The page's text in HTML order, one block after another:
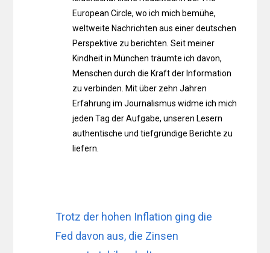
European Circle, wo ich mich bemühe,
weltweite Nachrichten aus einer deutschen
Perspektive zu berichten. Seit meiner
Kindheit in München träumte ich davon,
Menschen durch die Kraft der Information
zu verbinden. Mit über zehn Jahren
Erfahrung im Journalismus widme ich mich
jeden Tag der Aufgabe, unseren Lesern
authentische und tiefgründige Berichte zu
liefern.
Trotz der hohen Inflation ging die
Fed davon aus, die Zinsen